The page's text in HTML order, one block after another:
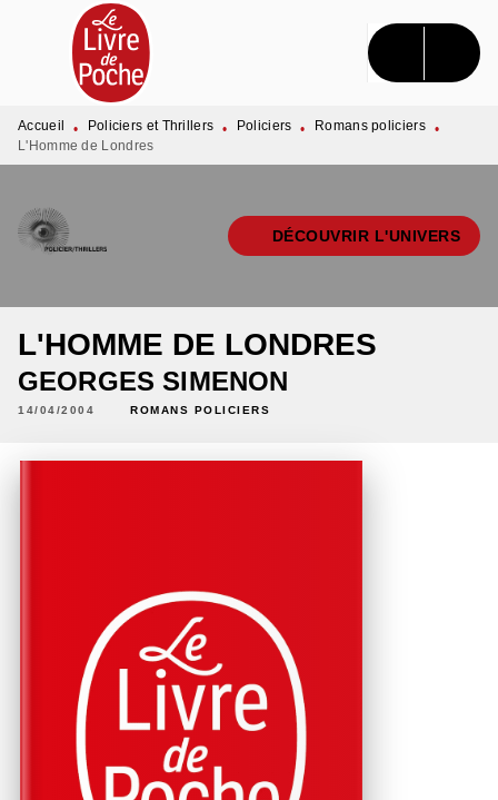
MENU RECHERCHE CONTENU
PIED DE PAGE
Accueil • Policiers et Thrillers • Policiers • Romans policiers •
L'Homme de Londres
DÉCOUVRIR L'UNIVERS
L'HOMME DE LONDRES
GEORGES SIMENON
14/04/2004 ROMANS POLICIERS